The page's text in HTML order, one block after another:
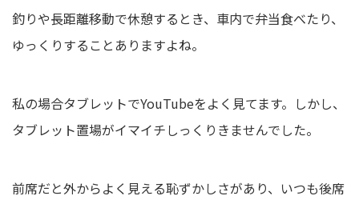
釣りや長距離移動で休憩するとき、車内で弁当食べたり、
ゆっくりすることありますよね。
私の場合タブレットでYouTubeをよく見てます。しかし、
タブレット置場がイマイチしっくりきませんでした。
前席だと外からよく見える恥ずかしさがあり、いつも後席